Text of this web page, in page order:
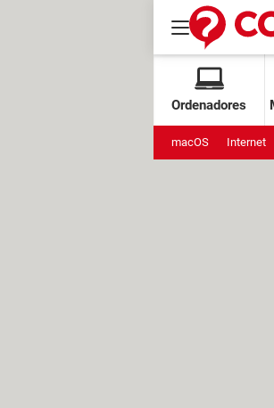
Ordenadores
macOS Internet